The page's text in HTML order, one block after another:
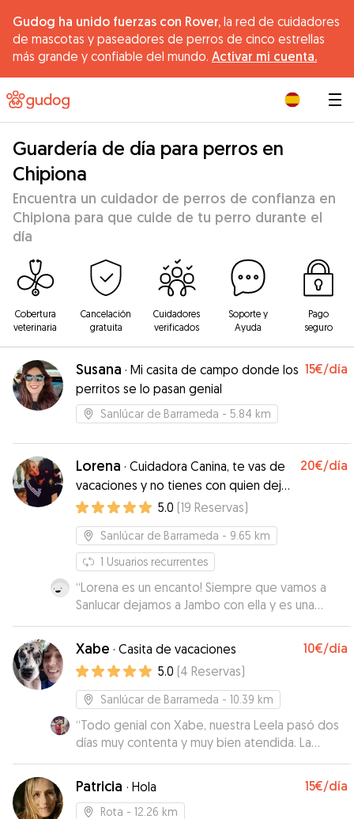
Gudog ha unido fuerzas con Rover, la red de cuidadores
de mascotas y paseadores de perros de cinco estrellas
más grande y confiable del mundo. Activar mi cuenta.
Guardería de día para perros en
Chipiona
Encuentra un cuidador de perros de confianza en
Chipiona para que cuide de tu perro durante el
día
Cobertura
veterinaria
Cancelación
gratuita
Cuidadores
verificados
Soporte y
Ayuda
Pago
seguro
Susana · Mi casita de campo donde los
perritos se lo pasan genial
15€/día
Sanlúcar de Barrameda - 5.84 km
Lorena · Cuidadora Canina, te vas de
vacaciones y no tienes con quien dejar
a tu perr@?
20€/día
5.0 (19 Reservas)
Sanlúcar de Barrameda - 9.65 km
1 Usuarios recurrentes
“Lorena es un encanto! Siempre que vamos a
Sanlucar dejamos a Jambo con ella y es una
tranquilidad!”
Xabe · Casita de vacaciones 10€/día
5.0 (4 Reservas)
Sanlúcar de Barrameda - 10.39 km
“Todo genial con Xabe, nuestra Leela pasó dos
días muy contenta y muy bien atendida. La
volveríamos a dejar con ella seguro para la
próxima.
Patricia · Hola 15€/día
Rota - 12.26 km